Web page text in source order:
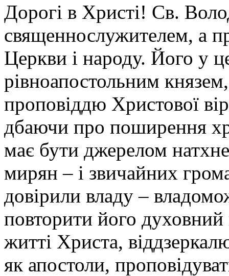
Дорогі в Христі! Св.
священнослужителем, а
Церкви і народу. Його у
рівноапостольним
проповіддю Христової
дбаючи про поширення
має бути джерелом
мирян – і звичайних
довірили владу –
повторити його духовний
житті Христа,
як апостоли,